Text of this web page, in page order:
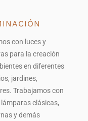
con luces y
para la creación
en diferentes
jardines,
Trabajamos con
clásicas,
y demás